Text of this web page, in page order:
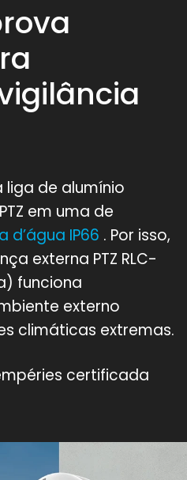
liga de alumínio
em uma de
IP66 . Por isso,
externa PTZ RLC-
funciona
externo
climáticas extremas.
certificada